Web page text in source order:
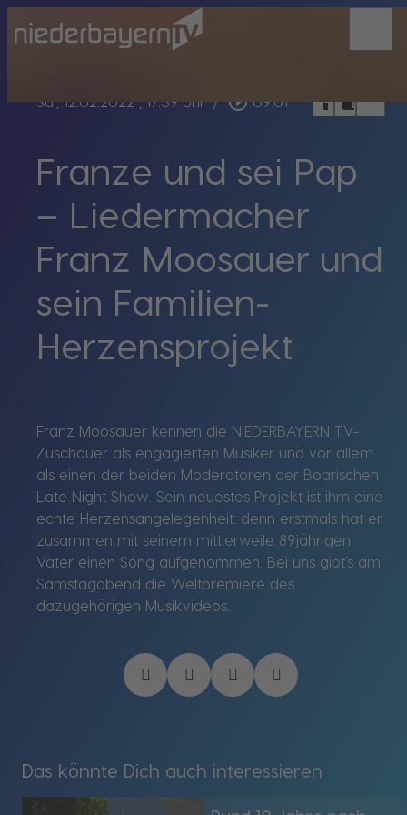
Sa., 12.02.2022, 17:39 Uhr / play_circle_outline 09:01 headphoneschrome_reader_modebookmark_border
Franze und sei Pap
– Liedermacher
Franz Moosauer und
sein Familien-
Herzensprojekt
Franz Moosauer kennen die NIEDERBAYERN TV-
Zuschauer als engagierten Musiker und vor allem
als einen der beiden Moderatoren der Boarischen
Late Night Show. Sein neuestes Projekt ist ihm eine
echte Herzensangelegenheit: denn erstmals hat er
zusammen mit seinem mittlerweile 89jährigen
Vater einen Song aufgenommen. Bei uns gibt’s am
Samstagabend die Weltpremiere des
dazugehörigen Musikvideos.
Das könnte Dich auch interessieren